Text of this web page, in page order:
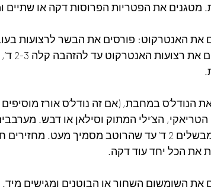
מטגנים את הפטריות הפרוסות דקה או שתיים
הנודל’ס במחבת, (אם זה נודל’ס אורז
הטריאקי, הצ’ילי המתוק וסילאן או דבש.
גרוס. מבשלים 2 ד’ עד שהרוטב מסמיך מעט.
את הכל יחד עוד דקה.
את השומשום השחור או הבוטנים ומגישים מיד.